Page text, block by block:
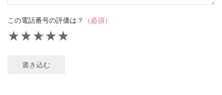
この電話番号の評価は？ （必須）
★
★
★
★
★
書き込む